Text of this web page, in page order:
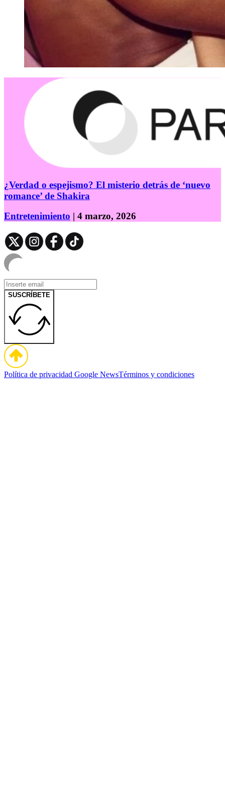
¿Verdad o espejismo? El misterio detrás de ‘nuevo
romance’ de Shakira
Entretenimiento | 4 marzo, 2026
SUSCRÍBETE
Política de privacidad Google NewsTérminos y condiciones